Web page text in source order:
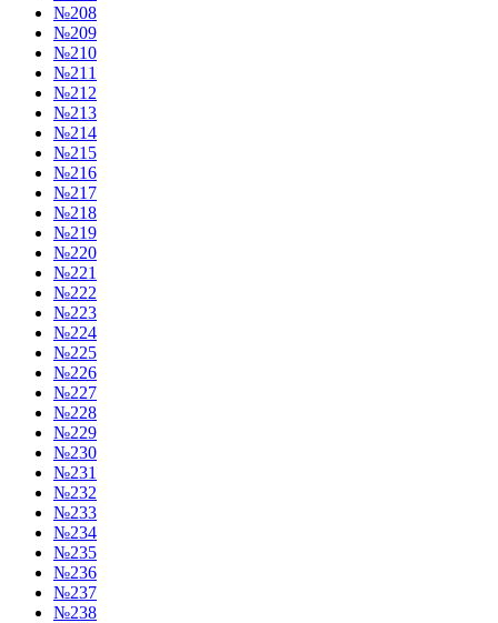
№208
№209
№210
№211
№212
№213
№214
№215
№216
№217
№218
№219
№220
№221
№222
№223
№224
№225
№226
№227
№228
№229
№230
№231
№232
№233
№234
№235
№236
№237
№238